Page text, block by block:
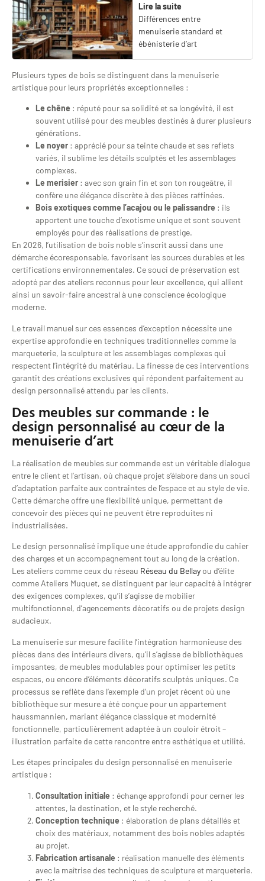
Lire la suite
Différences entre
menuiserie standard et
ébénisterie d’art
Plusieurs types de bois se distinguent dans la menuiserie
artistique pour leurs propriétés exceptionnelles :
Le chêne : réputé pour sa solidité et sa longévité, il est
souvent utilisé pour des meubles destinés à durer plusieurs
générations.
Le noyer : apprécié pour sa teinte chaude et ses reflets
variés, il sublime les détails sculptés et les assemblages
complexes.
Le merisier : avec son grain fin et son ton rougeâtre, il
confère une élégance discrète à des pièces raffinées.
Bois exotiques comme l’acajou ou le palissandre : ils
apportent une touche d’exotisme unique et sont souvent
employés pour des réalisations de prestige.
En 2026, l’utilisation de bois noble s’inscrit aussi dans une
démarche écoresponsable, favorisant les sources durables et les
certifications environnementales. Ce souci de préservation est
adopté par des ateliers reconnus pour leur excellence, qui allient
ainsi un savoir-faire ancestral à une conscience écologique
moderne.
Le travail manuel sur ces essences d’exception nécessite une
expertise approfondie en techniques traditionnelles comme la
marqueterie, la sculpture et les assemblages complexes qui
respectent l’intégrité du matériau. La finesse de ces interventions
garantit des créations exclusives qui répondent parfaitement au
design personnalisé attendu par les clients.
Des meubles sur commande : le
design personnalisé au cœur de la
menuiserie d’art
La réalisation de meubles sur commande est un véritable dialogue
entre le client et l’artisan, où chaque projet s’élabore dans un souci
d’adaptation parfaite aux contraintes de l’espace et au style de vie.
Cette démarche offre une flexibilité unique, permettant de
concevoir des pièces qui ne peuvent être reproduites ni
industrialisées.
Le design personnalisé implique une étude approfondie du cahier
des charges et un accompagnement tout au long de la création.
Les ateliers comme ceux du réseau Réseau du Bellay ou d’élite
comme Ateliers Muquet, se distinguent par leur capacité à intégrer
des exigences complexes, qu’il s’agisse de mobilier
multifonctionnel, d’agencements décoratifs ou de projets design
audacieux.
La menuiserie sur mesure facilite l’intégration harmonieuse des
pièces dans des intérieurs divers, qu’il s’agisse de bibliothèques
imposantes, de meubles modulables pour optimiser les petits
espaces, ou encore d’éléments décoratifs sculptés uniques. Ce
processus se reflète dans l’exemple d’un projet récent où une
bibliothèque sur mesure a été conçue pour un appartement
haussmannien, mariant élégance classique et modernité
fonctionnelle, particulièrement adaptée à un couloir étroit –
illustration parfaite de cette rencontre entre esthétique et utilité.
Les étapes principales du design personnalisé en menuiserie
artistique :
Consultation initiale : échange approfondi pour cerner les
attentes, la destination, et le style recherché.
Conception technique : élaboration de plans détaillés et
choix des matériaux, notamment des bois nobles adaptés
au projet.
Fabrication artisanale : réalisation manuelle des éléments
avec la maîtrise des techniques de sculpture et marqueterie.